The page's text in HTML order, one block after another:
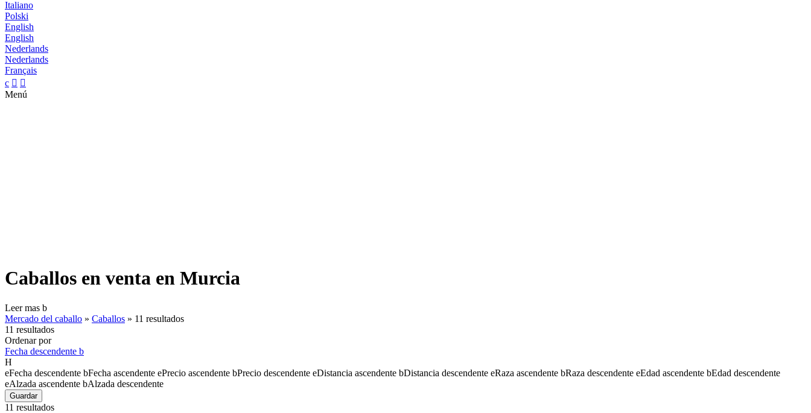
Italiano
Polski
English
English
Nederlands
Nederlands
Français
c  
Menú
Caballos en venta en Murcia
Leer mas b
Mercado del caballo » Caballos » 11 resultados
11 resultados
Ordenar por
Fecha descendente b
H
eFecha descendente bFecha ascendente ePrecio ascendente bPrecio descendente eDistancia ascendente bDistancia descendente eRaza ascendente bRaza descendente eEdad ascendente bEdad descendente
eAlzada ascendente bAlzada descendente
Guardar
11 resultados